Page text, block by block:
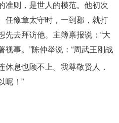
准则，是世人的模范。他初次
任豫章太守时，一到郡，就打
先去拜访他。主簿禀报说：“大
事。”陈仲举说：“周武王刚战
休息也顾不上。我尊敬贤人，
呢！”